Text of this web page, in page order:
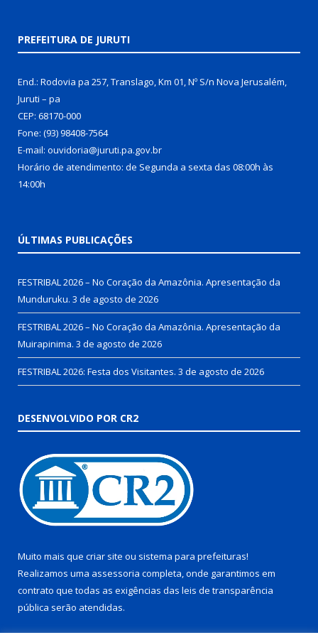
PREFEITURA DE JURUTI
End.: Rodovia pa 257, Translago, Km 01, Nº S/n Nova Jerusalém,
Juruti – pa
CEP: 68170-000
Fone: (93) 98408-7564
E-mail: ouvidoria@juruti.pa.gov.br
Horário de atendimento: de Segunda a sexta das 08:00h às
14:00h
ÚLTIMAS PUBLICAÇÕES
FESTRIBAL 2026 – No Coração da Amazônia. Apresentação da
Munduruku. 3 de agosto de 2026
FESTRIBAL 2026 – No Coração da Amazônia. Apresentação da
Muirapinima. 3 de agosto de 2026
FESTRIBAL 2026: Festa dos Visitantes. 3 de agosto de 2026
DESENVOLVIDO POR CR2
Muito mais que criar site ou sistema para prefeituras!
Realizamos uma assessoria completa, onde garantimos em
contrato que todas as exigências das leis de transparência
pública serão atendidas.